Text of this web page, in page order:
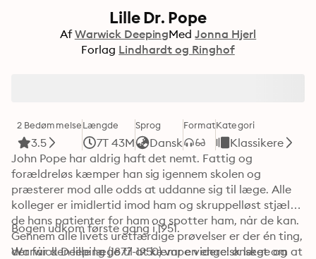
Lille Dr. Pope
Af Warwick DeepingMed Jonna Hjerl
Forlag Lindhardt og Ringhof
2 Bedømmelse
3.5
Længde
7T 43M
Sprog
Dansk
FormatKategori
Klassikere
John Pope har aldrig haft det nemt. Fattig og
forældreløs kæmper han sig igennem skolen og
præsterer mod alle odds at uddanne sig til læge. Alle
kolleger er imidlertid imod ham og skruppelløst stjæler
de hans patienter for ham og spotter ham, når de kan.
Gennem alle livets uretfærdige prøvelser er der én ting,
der får den lille læge til at kæmpe videre: ønsket om at
Bogen udkom første gang i 1951.
Warwick Deeping (1877-1950) var en engelsk læge og